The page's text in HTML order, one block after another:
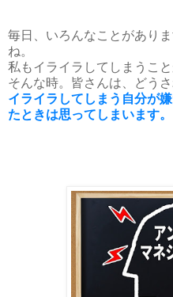
毎日、いろんなことがあり
ね。
私もイライラしてしまうこと
そんな時。皆さんは、どう
イライラしてしまう自分が
たときは思ってしまいます。